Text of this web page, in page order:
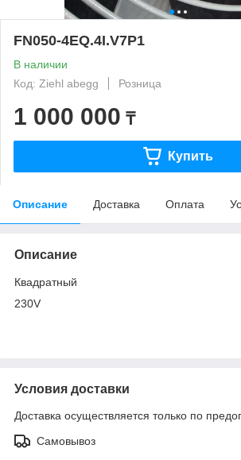
FN050-4EQ.4I.V7P1
В наличии
Код: Ziehl abegg
Розница
1 000 000 ₸
Купить
Описание Доставка Оплата
Описание
Квадратный
230V
Условия доставки
Доставка осуществляется только по
Самовывоз